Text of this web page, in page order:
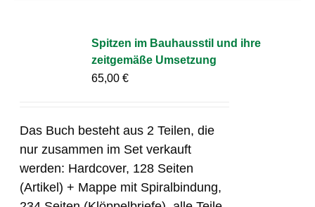
Spitzen im Bauhausstil und ihre
zeitgemäße Umsetzung
65,00€
Das Buch besteht aus 2 Teilen, die
nur zusammen im Set verkauft
werden: Hardcover, 128 Seiten
(Artikel) + Mappe mit Spiralbindung,